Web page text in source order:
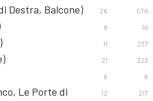
Destra, Balcone) 26 576
8 16
11 237
21 323
6 6
Le Porte di
12 217